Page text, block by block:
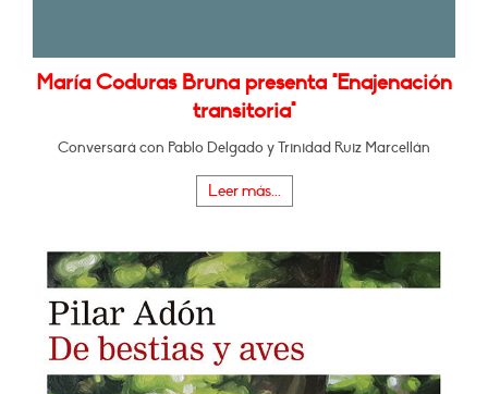
María Coduras Bruna presenta "Enajenación
transitoria"
Conversará con Pablo Delgado y Trinidad Ruiz Marcellán
Leer más...